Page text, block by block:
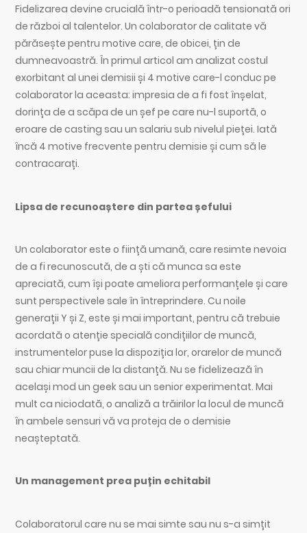
Fidelizarea devine crucială într-o perioadă tensionată ori
de război al talentelor. Un colaborator de calitate vă
părăsește pentru motive care, de obicei, țin de
dumneavoastră. În primul articol am analizat costul
exorbitant al unei demisii și 4 motive care-l conduc pe
colaborator la aceasta: impresia de a fi fost înșelat,
dorința de a scăpa de un șef pe care nu-l suportă, o
eroare de casting sau un salariu sub nivelul pieței. Iată
încă 4 motive frecvente pentru demisie și cum să le
contracarați.
Lipsa de recunoaștere din partea șefului
Un colaborator este o ființă umană, care resimte nevoia
de a fi recunoscută, de a ști că munca sa este
apreciată, cum își poate ameliora performanțele și care
sunt perspectivele sale în întreprindere. Cu noile
generații Y și Z, este și mai important, pentru că trebuie
acordată o atenție specială condițiilor de muncă,
instrumentelor puse la dispoziția lor, orarelor de muncă
sau chiar muncii de la distanță. Nu se fidelizează în
același mod un geek sau un senior experimentat. Mai
mult ca niciodată, o analiză a trăirilor la locul de muncă
în ambele sensuri vă va proteja de o demisie
neașteptată.
Un management prea puțin echitabil
Colaboratorul care nu se mai simte sau nu s-a simțit